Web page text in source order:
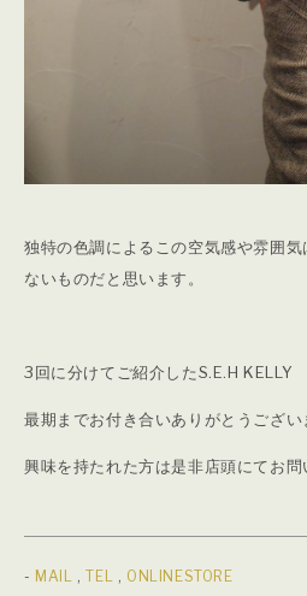
独特の色調によるこの空気感や雰囲
ないものだと思います。
3回に分けてご紹介したS.E.H KELLY
最期までお付き合いありがとうござい
興味を持たれた方は是非店頭にてお問
- MAIL ,TEL , ONLINESTORE